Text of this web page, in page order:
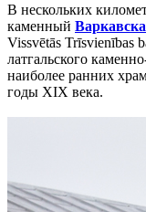
В нескольких
каменный
Vissvētās Trīsvienības
латгальского
наиболее ранних
годы XIX века.